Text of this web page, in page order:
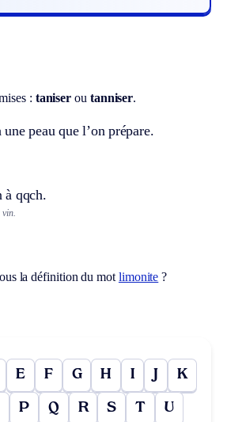
: taniser ou tanniser.
peau que l’on prépare.
à qqch.
vin.
la définition du motlimonite ?
E F G H I J K
P Q R S T U